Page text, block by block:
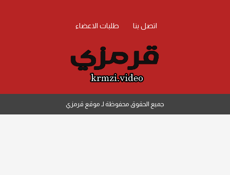
اتصل بنا طلبات الاعضاء
جميع الحقوق محفوظة لـ موقع قرمزي